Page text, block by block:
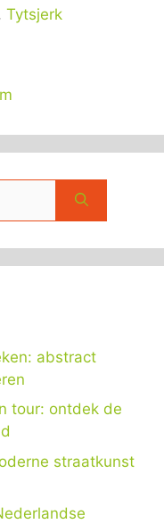
,Tytsjerk
abstract
tour: ontdek de
straatkunst